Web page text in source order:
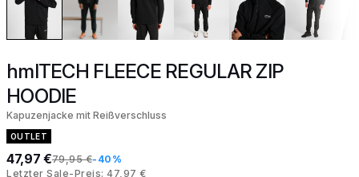
hmlTECH FLEECE REGULAR ZIP
HOODIE
Kapuzenjacke mit Reißverschluss
OUTLET
47,97 €79,95 €-40%
Letzter Sale-Preis: 47,97 €